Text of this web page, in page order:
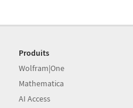
Produits
Wolfram|One
Mathematica
AI Access